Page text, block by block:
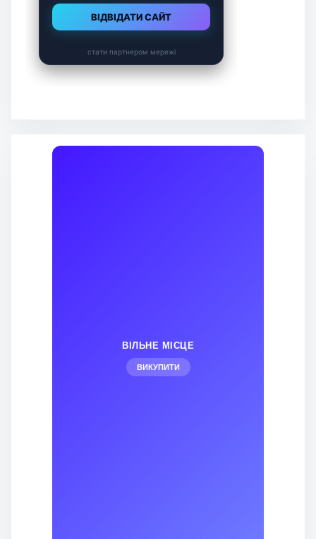
ВІЛЬНЕ МІСЦЕ
ВИКУПИТИ